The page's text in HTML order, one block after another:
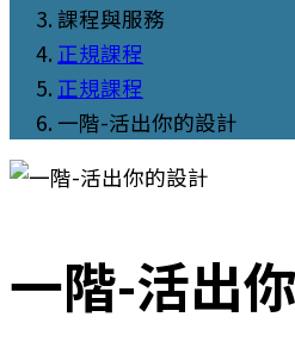
課程與服務
正規課程
正規課程
一階-活出你的設計
一階-活出